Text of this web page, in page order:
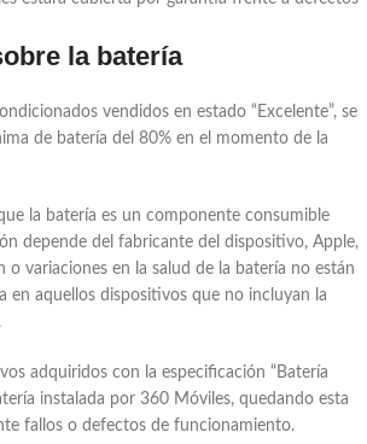
la batería
vendidos en estado “Excelente”, se
de batería del 80% en el momento de la
la batería es un componente consumible
depende del fabricante del dispositivo, Apple,
o variaciones en la salud de la batería no están
en aquellos dispositivos que no incluyan la
adquiridos con la especificación “Batería
instalada por 360 Móviles, quedando esta
fallos o defectos de funcionamiento.